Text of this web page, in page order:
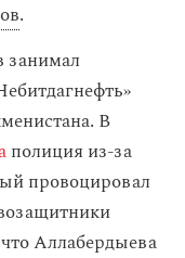
.
занимал
В
полиция из-за
провоцировал
Аллабердыева